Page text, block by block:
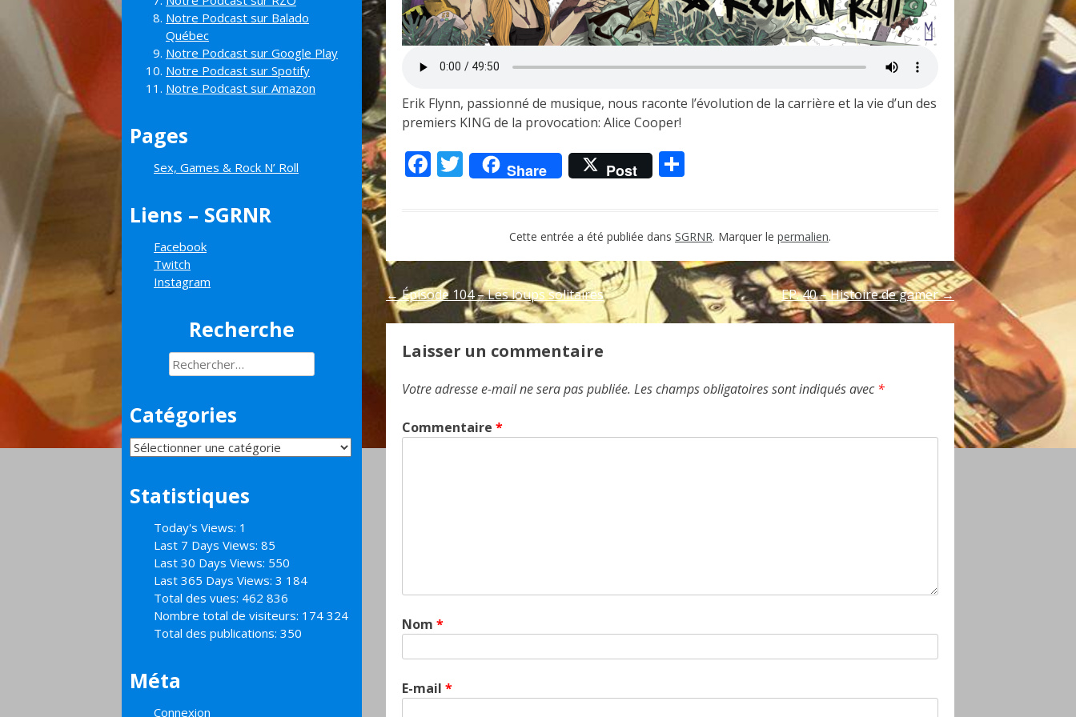
Erik Flynn, passionné de musique, nous raconte l’évolution de la carrière et la vie d’un des
premiers KING de la provocation: Alice Cooper!
Facebook
Twitter
Share Post
Cette entrée a été publiée dans SGRNR. Marquer le permalien.
Navigation
de
←Épisode 104 – Les loups solitaires EP. 40 – Histoire de gamer→
Laisser un commentaire
Votre adresse e-mail ne sera pas publiée. Les champs obligatoires sont indiqués avec*
Commentaire *
Nom *
E-mail *
Notre Podcast sur Balado
Québec
Notre Podcast sur Google Play
Notre Podcast sur Spotify
Notre Podcast sur Amazon
Pages
Sex, Games & Rock N’ Roll
Liens – SGRNR
Facebook
Twitch
Instagram
Recherche
Rechercher :
Catégories
Catégories
Statistiques
Today's Views: 1
Last 7 Days Views: 85
Last 30 Days Views: 550
Last 365 Days Views: 3 184
Total des vues: 462 836
Nombre total de visiteurs: 174 324
Total des publications: 350
Méta
Connexion